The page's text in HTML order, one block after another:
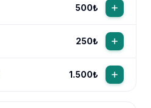
500₺
250₺
1.500₺